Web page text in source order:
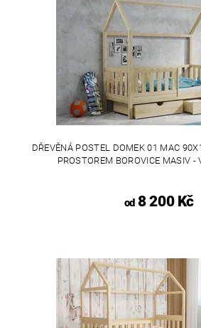
DŘEVĚNÁ POSTEL DOMEK 01 MAC
PROSTOREM BOROVICE MASIV -
od8 200 Kč